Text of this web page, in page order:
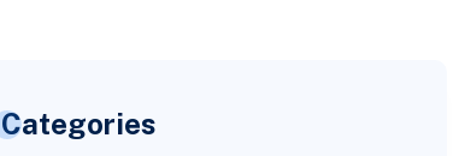
Categories